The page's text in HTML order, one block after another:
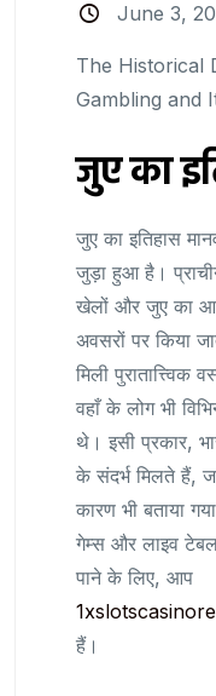
June 3,
The Historical
Gambling and
जुए का
जुए का इतिहास
जुड़ा हुआ है।
खेलों और जुए का
अवसरों पर किया
मिली पुरातात्त्विक
वहाँ के लोग भी
थे। इसी प्रकार,
के संदर्भ मिलते हैं,
कारण भी बताया
गेम्स और लाइव
पाने के लिए, आप
हैं।